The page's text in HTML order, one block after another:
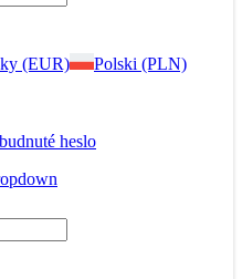
(EUR) Polski (PLN)
heslo